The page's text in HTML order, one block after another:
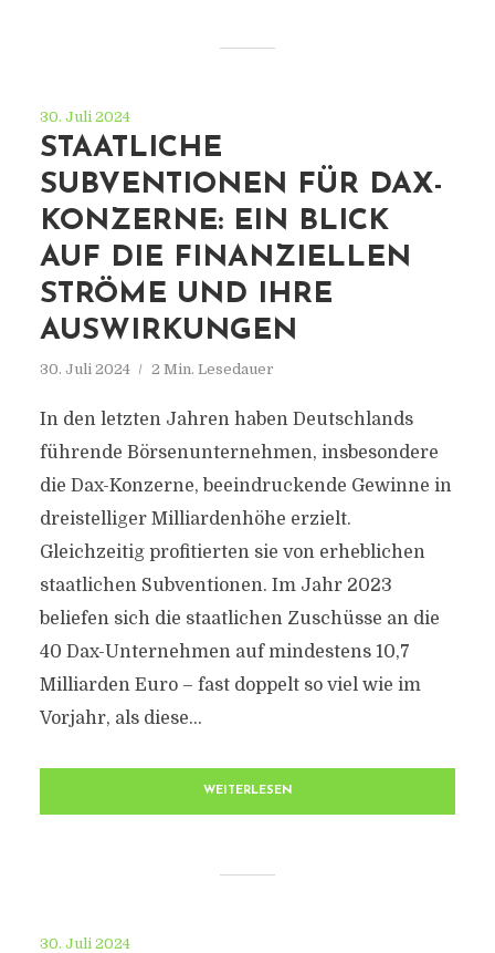
30. Juli 2024
STAATLICHE
SUBVENTIONEN FÜR DAX-
KONZERNE: EIN BLICK
AUF DIE FINANZIELLEN
STRÖME UND IHRE
AUSWIRKUNGEN
30. Juli 2024 2 Min. Lesedauer
In den letzten Jahren haben Deutschlands
führende Börsenunternehmen, insbesondere
die Dax-Konzerne, beeindruckende Gewinne in
dreistelliger Milliardenhöhe erzielt.
Gleichzeitig profitierten sie von erheblichen
staatlichen Subventionen. Im Jahr 2023
beliefen sich die staatlichen Zuschüsse an die
40 Dax-Unternehmen auf mindestens 10,7
Milliarden Euro – fast doppelt so viel wie im
Vorjahr, als diese...
WEITERLESEN
30. Juli 2024